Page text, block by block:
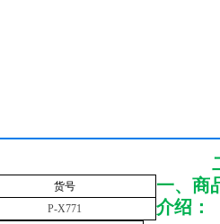
货号
P-X771
一、商
介绍：